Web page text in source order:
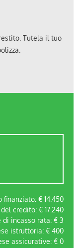
Tutela il tuo
finanziato: € 14.450
credito: € 17.240
di incasso rata: € 3
istruttoria: € 400
assicurative: € 0